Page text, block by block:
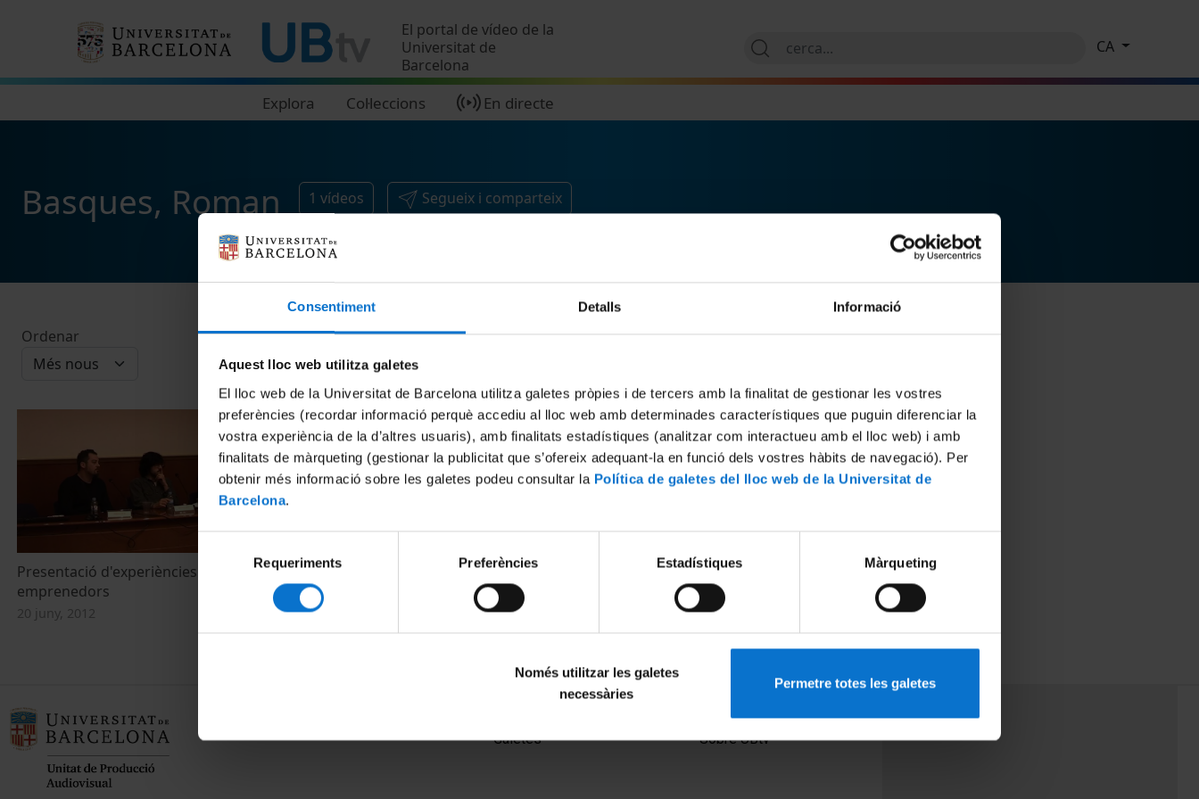
Consentiment Detalls Informació
Aquest lloc web utilitza galetes
El lloc web de la Universitat de Barcelona utilitza galetes pròpies i de tercers amb la finalitat de gestionar les vostres
preferències (recordar informació perquè accediu al lloc web amb determinades característiques que puguin diferenciar la
vostra experiència de la d’altres usuaris), amb finalitats estadístiques (analitzar com interactueu amb el lloc web) i amb
finalitats de màrqueting (gestionar la publicitat que s’ofereix adequant-la en funció dels vostres hàbits de navegació). Per
obtenir més informació sobre les galetes podeu consultar la Política de galetes del lloc web de la Universitat de
Barcelona.
consentiment
Requeriments Preferències Estadístiques Màrqueting
Només utilitzar les galetes
necessàries
Permetre totes les galetes
El portal de vídeo de la
Universitat de
Barcelona
Explora Col·leccions En directe
CA
Basques, Roman 1 vídeos Segueix i comparteix
Ordenar
Presentació d'experiències de joves
emprenedors
20 juny, 2012
Galetes
Sobre UBtv